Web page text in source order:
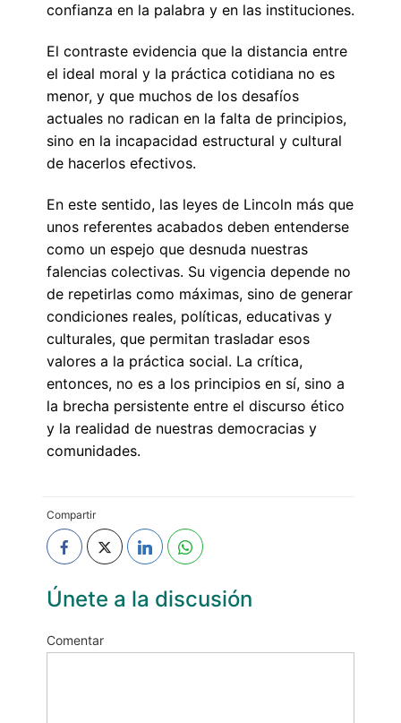
confianza en la palabra y en las instituciones.
El contraste evidencia que la distancia entre
el ideal moral y la práctica cotidiana no es
menor, y que muchos de los desafíos
actuales no radican en la falta de principios,
sino en la incapacidad estructural y cultural
de hacerlos efectivos.
En este sentido, las leyes de Lincoln más que
unos referentes acabados deben entenderse
como un espejo que desnuda nuestras
falencias colectivas. Su vigencia depende no
de repetirlas como máximas, sino de generar
condiciones reales, políticas, educativas y
culturales, que permitan trasladar esos
valores a la práctica social. La crítica,
entonces, no es a los principios en sí, sino a
la brecha persistente entre el discurso ético
y la realidad de nuestras democracias y
comunidades.
Compartir
Únete a la discusión
Comentar